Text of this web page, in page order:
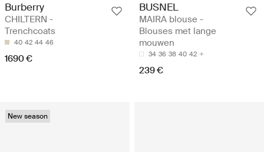
Burberry
CHILTERN -
Trenchcoats
40 42 44 46
1690 €
BUSNEL
MAIRA blouse -
Blouses met lange
mouwen
34 36 38 40 42
239 €
New season